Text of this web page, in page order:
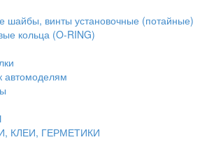
шайбы, винты установочные (потайные)
кольца (O-RING)
автомоделям
КЛЕИ, ГЕРМЕТИКИ